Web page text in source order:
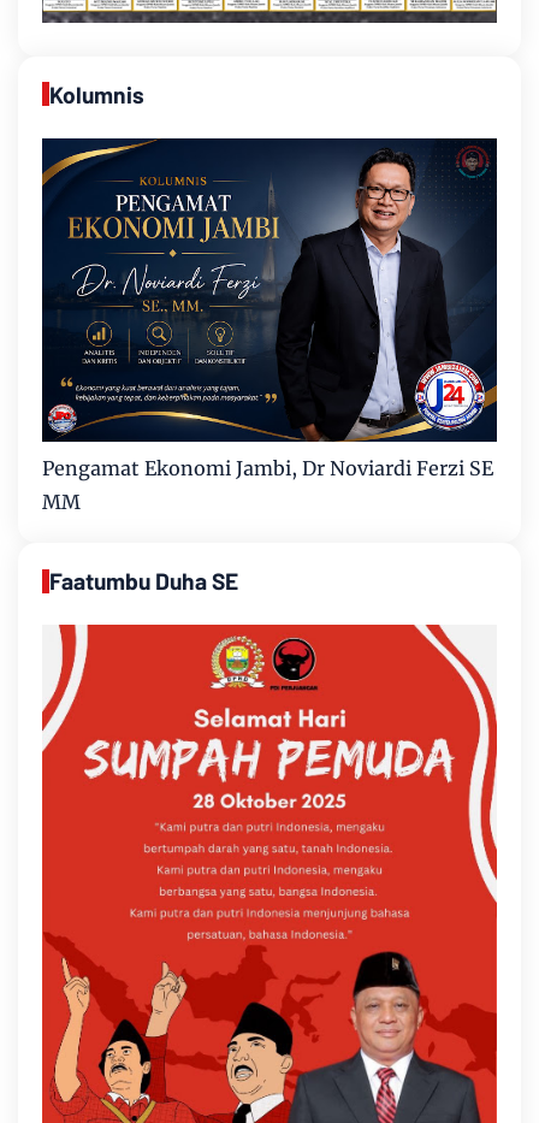
Kolumnis
Pengamat Ekonomi Jambi, Dr Noviardi Ferzi SE
MM
Faatumbu Duha SE